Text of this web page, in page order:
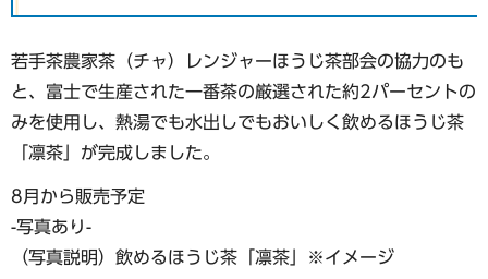
若手茶農家茶（チャ）レンジャーほうじ茶部会の協力のも
と、富士で生産された一番茶の厳選された約2パーセントの
みを使用し、熱湯でも水出しでもおいしく飲めるほうじ茶
「凛茶」が完成しました。
8月から販売予定
-写真あり-
（写真説明）飲めるほうじ茶「凛茶」※イメージ